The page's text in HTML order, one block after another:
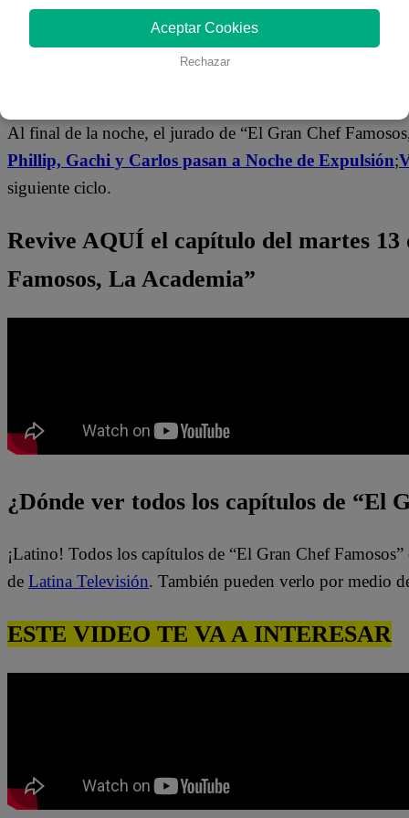
Diana y Jely.
Y, más allá de su juego culinario, los participante
Al final de la noche, el jurado de “El Gran Chef
Phillip, Gachi y Carlos pasan a Noche de Expulsión;
siguiente ciclo.
Revive AQUÍ el capítulo del martes 13
Famosos, La Academia”
¿Dónde ver todos los capítulos de “El
¡Latino! Todos los capítulos de “El Gran Chef
de Latina Televisión. También pueden verlo por medio
ESTE VIDEO TE VA A INTERESAR
Aceptar Cookies
Rechazar